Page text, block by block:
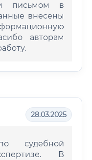
письмом в
внесены
авторам
28.03.2025
судебной
В